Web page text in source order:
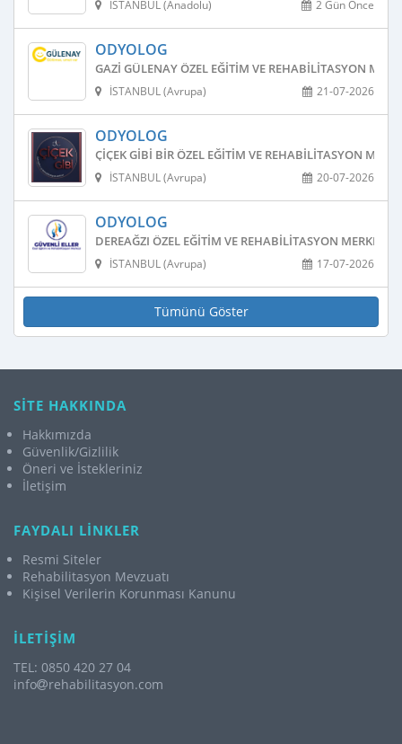
2 Gün Önce
İSTANBUL (Anadolu)
ODYOLOG
GAZI GÜLENAY ÖZEL EĞITIM VE REHABILITASYON
21-07-2026
İSTANBUL (Avrupa)
ODYOLOG
ÇIÇEK GIBI BIR ÖZEL EĞITIM VE REHABILITASYON
20-07-2026
İSTANBUL (Avrupa)
ODYOLOG
DEREAĞZI ÖZEL EĞITIM VE REHABILITASYON MERKEZI
17-07-2026
İSTANBUL (Avrupa)
Tümünü Göster
SİTE HAKKINDA
Hakkımızda
Güvenlik/Gizlilik
Öneri ve İstekleriniz
İletişim
FAYDALI LİNKLER
Resmi Siteler
Rehabilitasyon Mevzuatı
Kişisel Verilerin Korunması Kanunu
İLETİŞİM
TEL: 0850 420 27 04
info
rehabilitasyon.com